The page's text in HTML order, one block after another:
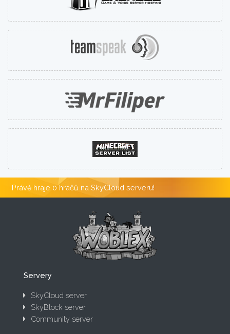
Právě hraje 0 hráčů na SkyCloud serveru!
Servery
SkyCloud server
SkyBlock server
Community server